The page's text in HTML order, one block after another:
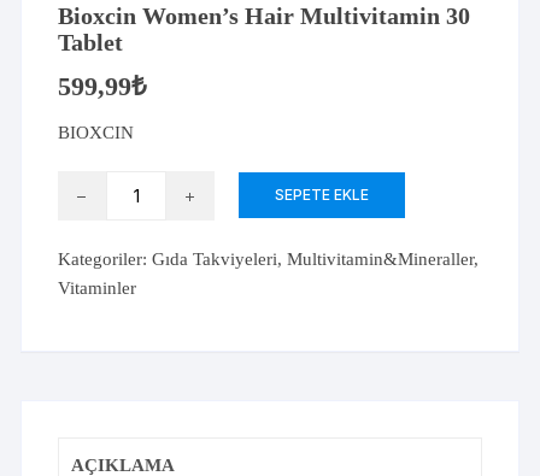
Bioxcin Women’s Hair Multivitamin 30
Tablet
599,99₺
BIOXCIN
Multivitamin
30
SEPETE EKLE
Kategoriler:Gıda Takviyeleri,Multivitamin&Mineraller,
Vitaminler
AÇIKLAMA